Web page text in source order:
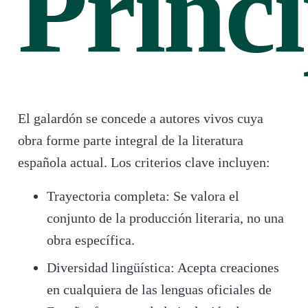
El galardón se concede a autores vivos cuya
obra forme parte integral de la literatura
española actual. Los criterios clave incluyen:
Trayectoria completa: Se valora el
conjunto de la producción literaria, no una
obra específica.
Diversidad lingüística: Acepta creaciones
en cualquiera de las lenguas oficiales de